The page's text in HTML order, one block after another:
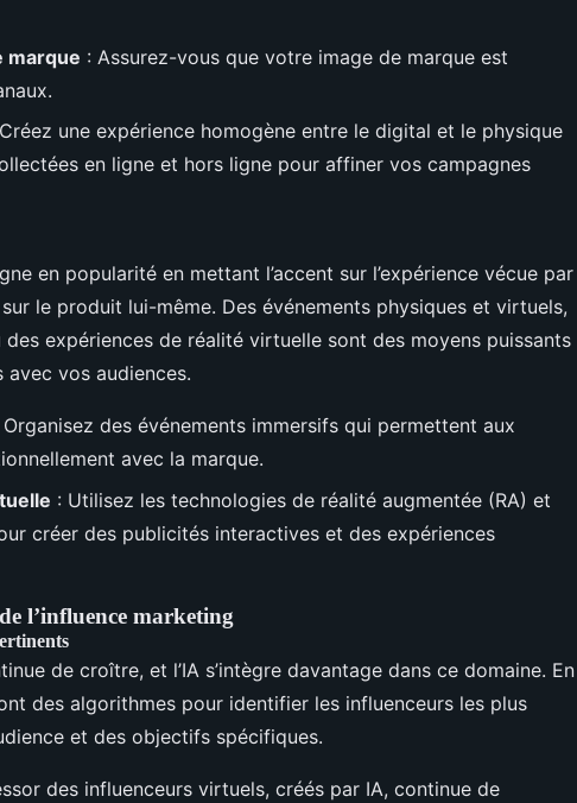
marque : Assurez-vous que votre image de marque est
une expérience homogène entre le digital et le physique
en ligne et hors ligne pour affiner vos campagnes
en popularité en mettant l’accent sur l’expérience vécue par
le produit lui-même. Des événements physiques et virtuels,
expériences de réalité virtuelle sont des moyens puissants
vos audiences.
Organisez des événements immersifs qui permettent aux
avec la marque.
: Utilisez les technologies de réalité augmentée (RA) et
créer des publicités interactives et des expériences
l’influence marketing
de croître, et l’IA s’intègre davantage dans ce domaine. En
des algorithmes pour identifier les influenceurs les plus
et des objectifs spécifiques.
des influenceurs virtuels, créés par IA, continue de